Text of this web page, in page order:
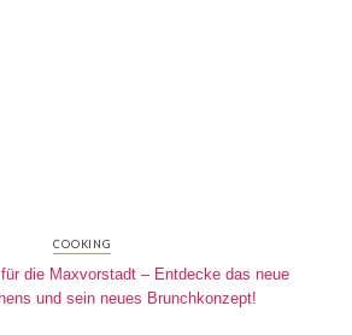
COOKING
die Maxvorstadt – Entdecke das neue
und sein neues Brunchkonzept!